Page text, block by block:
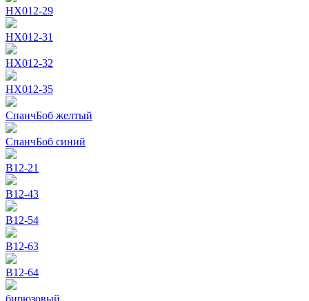
HX012-29
HX012-31
HX012-32
HX012-35
СпанчБоб желтый
СпанчБоб синий
В12-21
В12-43
В12-54
В12-63
В12-64
бирюзовый